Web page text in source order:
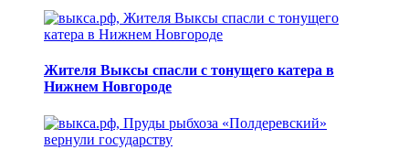
Жителя Выксы спасли с тонущего катера в
Нижнем Новгороде